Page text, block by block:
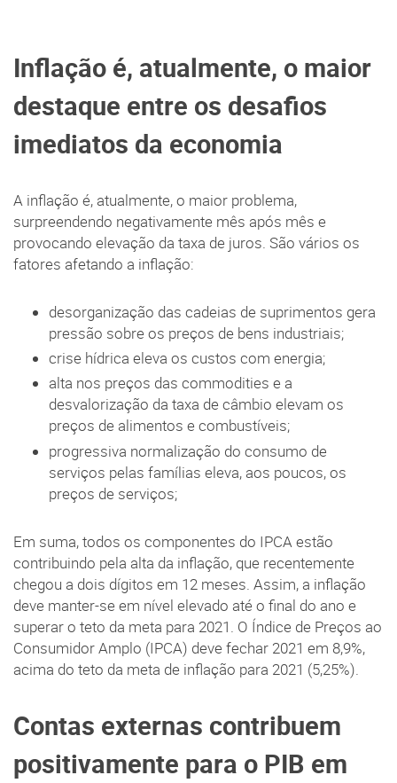
Inflação é, atualmente, o maior
destaque entre os desafios
imediatos da economia
A inflação é, atualmente, o maior problema,
surpreendendo negativamente mês após mês e
provocando elevação da taxa de juros. São vários os
fatores afetando a inflação:
desorganização das cadeias de suprimentos gera
pressão sobre os preços de bens industriais;
crise hídrica eleva os custos com energia;
alta nos preços das commodities e a
desvalorização da taxa de câmbio elevam os
preços de alimentos e combustíveis;
progressiva normalização do consumo de
serviços pelas famílias eleva, aos poucos, os
preços de serviços;
Em suma, todos os componentes do IPCA estão
contribuindo pela alta da inflação, que recentemente
chegou a dois dígitos em 12 meses. Assim, a inflação
deve manter-se em nível elevado até o final do ano e
superar o teto da meta para 2021. O Índice de Preços ao
Consumidor Amplo (IPCA) deve fechar 2021 em 8,9%,
acima do teto da meta de inflação para 2021 (5,25%).
Contas externas contribuem
positivamente para o PIB em